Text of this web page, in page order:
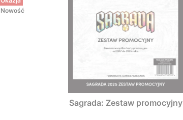
Nowość
Sagrada: Zestaw promocyjny